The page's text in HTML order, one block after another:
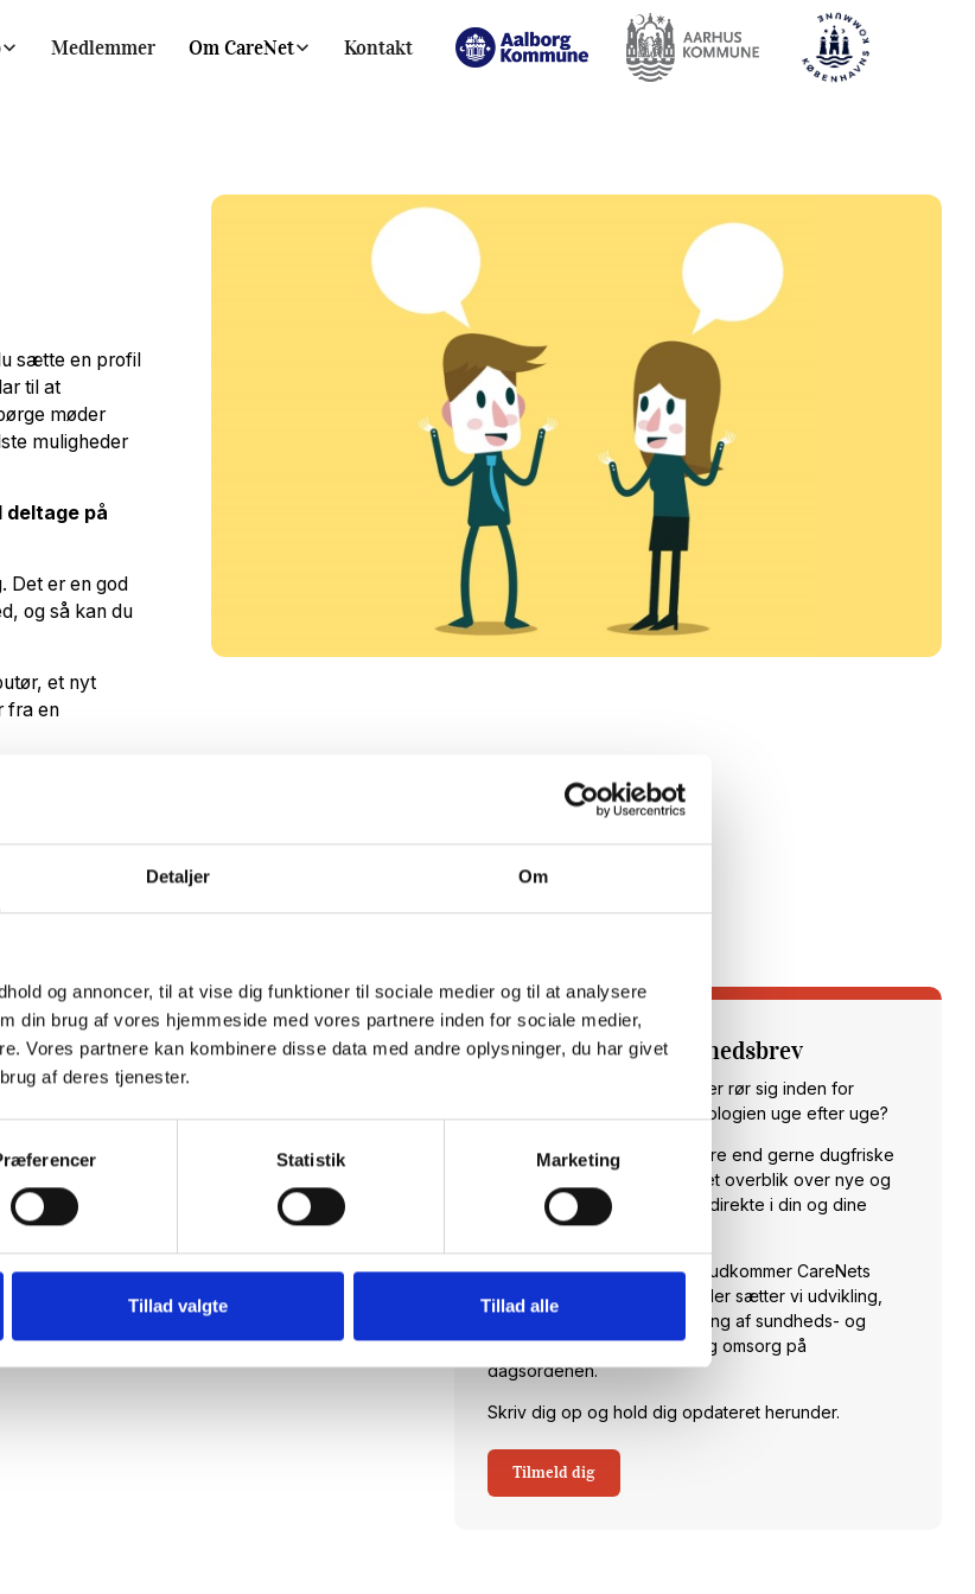
Detaljer Om
og annoncer, til at vise dig funktioner til sociale medier og til at analysere
din brug af vores hjemmeside med vores partnere inden for sociale medier,
Vores partnere kan kombinere disse data med andre oplysninger, du har givet
af deres tjenester.
Statistik Marketing
Tillad valgte Tillad alle
Medlemmer Om CareNet Kontakt
sætte en profil
til at
møder
muligheder
deltage på
Det er en god
og så kan du
et nyt
fra en
profil inde i
du kan
se, om
Tilmeld dig vores nyhedsbrev
Vil du opdateres på, hvad der rør sig inden for
sundheds- og velfærdsteknologien uge efter uge?
Hos CareNet leverer vi hellere end gerne dugfriske
nyheder fra branchen samt et overblik over nye og
spændende arrangementer direkte i din og dine
kollegaers indbakke.
Hver torsdag klokken 14:00 udkommer CareNets
fagligt stærke nyhedsbrev. Her sætter vi udvikling,
anvendelse og implementering af sundheds- og
velfærdsteknologi til pleje og omsorg på
dagsordenen.
Skriv dig op og hold dig opdateret herunder.
Tilmeld dig